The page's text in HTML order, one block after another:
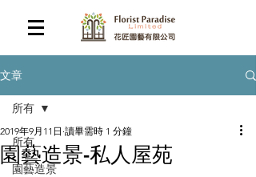
文章
所有
園藝造景
所有
園藝造景-私人屋苑
2019年9月11日 讀畢需時 1 分鐘